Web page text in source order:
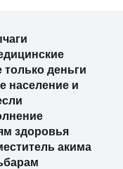
деньги
население и
здоровья
акима